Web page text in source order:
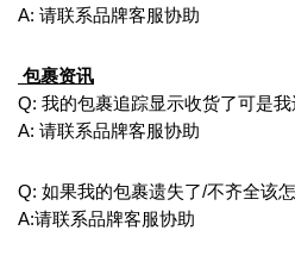
A: 请联系品牌客服协助
包裹资讯
Q: 我的包裹追踪显示收货了可是
A: 请联系品牌客服协助
Q: 如果我的包裹遗失了/不齐全该
A:请联系品牌客服协助